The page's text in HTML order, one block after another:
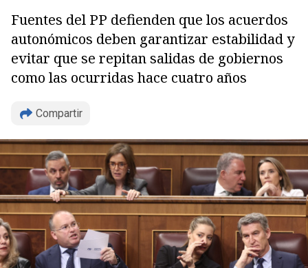
Fuentes del PP defienden que los acuerdos
autonómicos deben garantizar estabilidad y
evitar que se repitan salidas de gobiernos
como las ocurridas hace cuatro años
Compartir